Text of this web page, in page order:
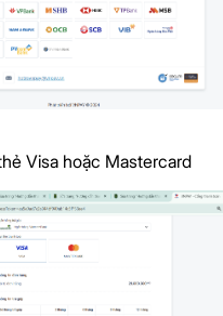
Visa hoặc Mastercard